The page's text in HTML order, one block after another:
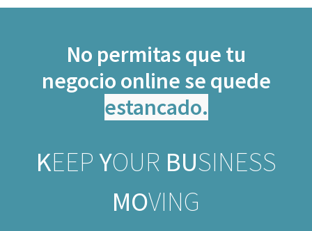
No permitas que tu
negocio online se quede
MOVING